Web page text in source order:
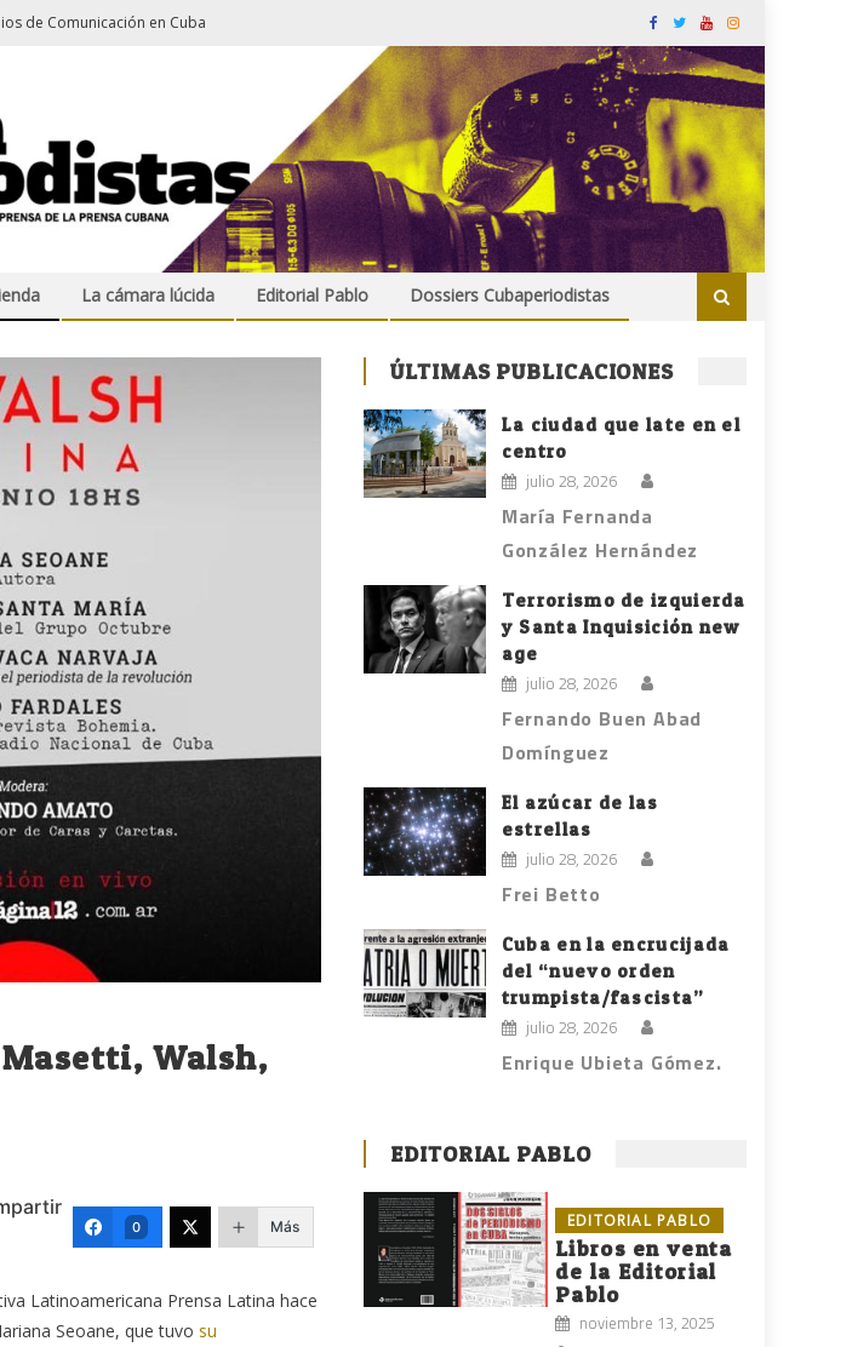
de Comunicación en Cuba
La cámara lúcida Editorial Pablo Dossiers Cubaperiodistas
Walsh,
0 Más
Latinoamericana Prensa Latina hace
Seoane, que tuvo su
ÚLTIMAS PUBLICACIONES
La ciudad que late en el
centro
julio 28, 2026
María Fernanda
González Hernández
Terrorismo de izquierda
y Santa Inquisición new
age
julio 28, 2026
Fernando Buen Abad
Domínguez
El azúcar de las
estrellas
julio 28, 2026
Frei Betto
Cuba en la encrucijada
del “nuevo orden
trumpista/fascista”
julio 28, 2026
Enrique Ubieta Gómez.
EDITORIAL PABLO
EDITORIAL PABLO
Libros en venta
de la Editorial
Pablo
noviembre 13, 2025